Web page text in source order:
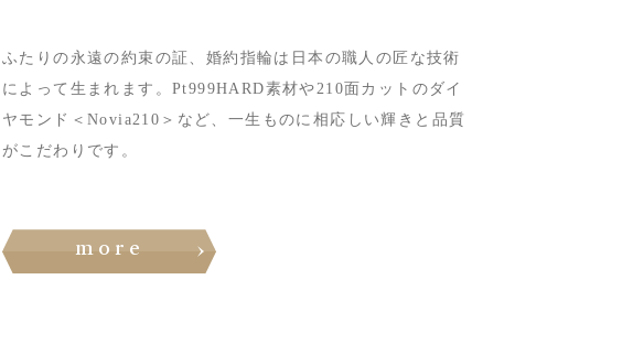
ふたりの永遠の約束の証、婚約指輪は日本の職人の匠な技術
によって生まれます。Pt999HARD素材や210面カットのダイ
ヤモンド＜Novia210＞など、一生ものに相応しい輝きと品質
がこだわりです。
more